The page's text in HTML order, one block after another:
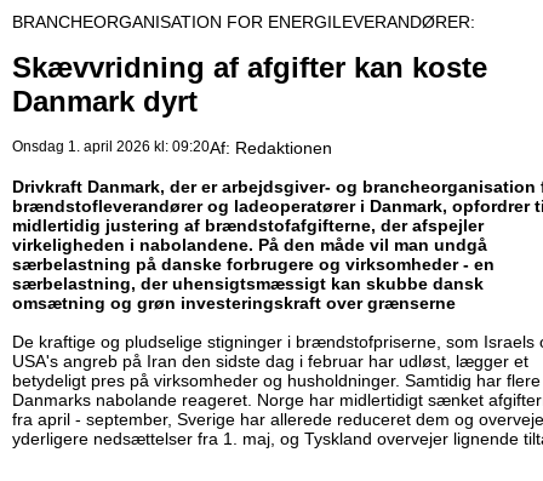
BRANCHEORGANISATION FOR ENERGILEVERANDØRER:
Skævvridning af afgifter kan koste
Danmark dyrt
Onsdag 1. april 2026 kl: 09:20Af: Redaktionen
Drivkraft Danmark, der er arbejdsgiver- og brancheorganisation
brændstofleverandører og ladeoperatører i Danmark, opfordrer
midlertidig justering af brændstofafgifterne, der afspejler
virkeligheden i nabolandene. På den måde vil man undgå
særbelastning på danske forbrugere og virksomheder - en
særbelastning, der uhensigtsmæssigt kan skubbe dansk
omsætning og grøn investeringskraft over grænserne
De kraftige og pludselige stigninger i brændstofpriserne, som Israels
USA's angreb på Iran den sidste dag i februar har udløst, lægger et
betydeligt pres på virksomheder og husholdninger. Samtidig har
Danmarks nabolande reageret. Norge har midlertidigt sænket
fra april - september, Sverige har allerede reduceret dem og
yderligere nedsættelser fra 1. maj, og Tyskland overvejer lignende